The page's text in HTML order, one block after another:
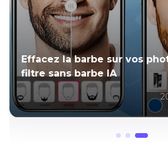
Effacez la barbe sur vos
filtre sans barbe IA